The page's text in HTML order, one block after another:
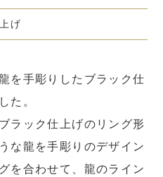
げ
を手彫りしたブラック仕
た。
ラック仕上げのリング形
な龍を手彫りのデザイン
を合わせて、龍のライン